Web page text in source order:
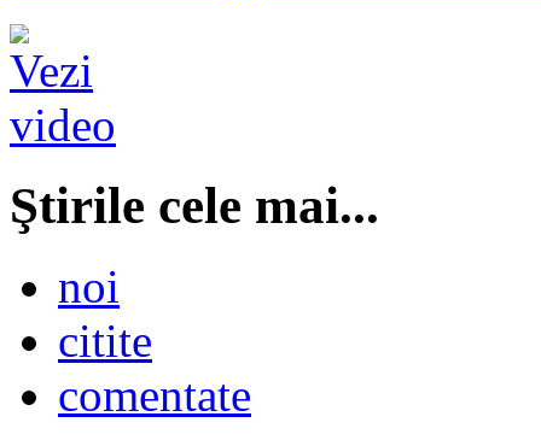
Ştirile cele mai...
noi
citite
comentate